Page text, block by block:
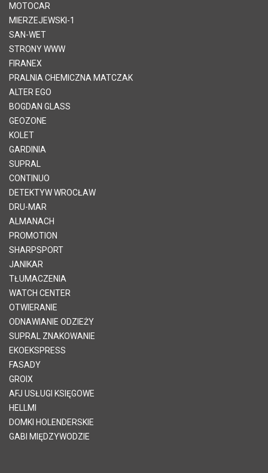
MOTOCAR
MIERZEJEWSKI-1
SAN-WET
STRONY WWW
FIRANEX
PRALNIA CHEMICZNA MATCZAK
ALTER EGO
BOGDAN GLASS
GEOZONE
KOLET
GARDINIA
SUPRAL
CONTINUO
DETEKTYW WROCŁAW
DRU-MAR
ALMANACH
PROMOTION
SHARPSPORT
JANIKAR
TŁUMACZENIA
WATCH CENTER
OTWIERANIE
ODNAWIANIE ODZIEŻY
SUPRAL ZNAKOWANIE
EKOEKSPRESS
FASADY
GROIX
AFJ USŁUGI KSIĘGOWE
HELLMI
DOMKI HOLENDERSKIE
GABI MIĘDZYWODZIE